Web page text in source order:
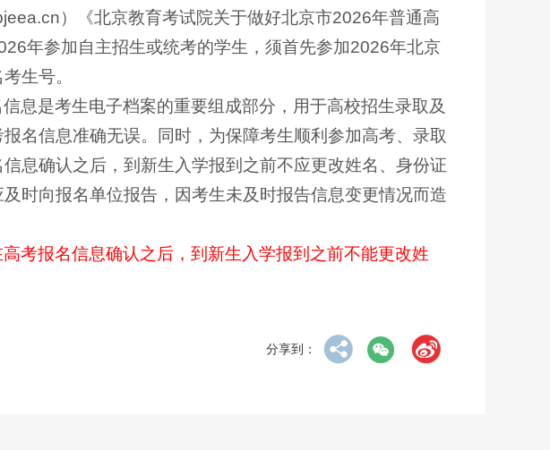
）《北京教育考试院关于做好北京市2026年普通高
年参加自主招生或统考的学生，须首先参加2026年北京
生号。
息是考生电子档案的重要组成部分，用于高校招生录取及
名信息准确无误。同时，为保障考生顺利参加高考、录取
息确认之后，到新生入学报到之前不应更改姓名、身份证
时向报名单位报告，因考生未及时报告信息变更情况而造
考报名信息确认之后，到新生入学报到之前不能更改姓
分享到：